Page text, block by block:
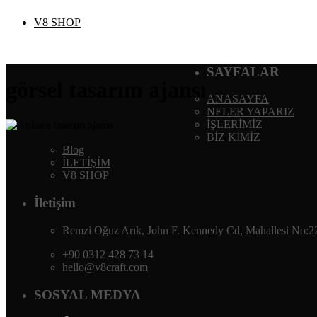
V8 SHOP
görsel tasarım ajansı
SAYFALAR
ANASAYFA
NELER YAPARIZ
İŞLERİMİZ
BİZ KİMİZ
Blog
İLETİŞİM
V8 SHOP
İletişim
Remzi Oğuz Arık, John F. Kennedy Cd, Mahallesi
+90 0312 428 73 14
hello@v8craft.com
SOSYAL MEDYA